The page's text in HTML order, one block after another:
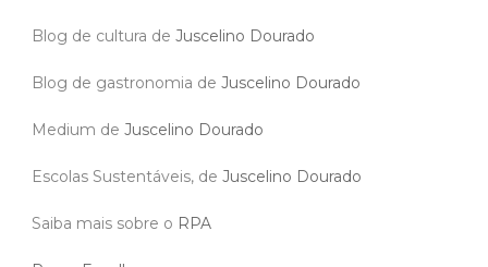
Blog de cultura de Juscelino Dourado
Blog de gastronomia de Juscelino Dourado
Medium de Juscelino Dourado
Escolas Sustentáveis, de Juscelino Dourado
Saiba mais sobre o RPA